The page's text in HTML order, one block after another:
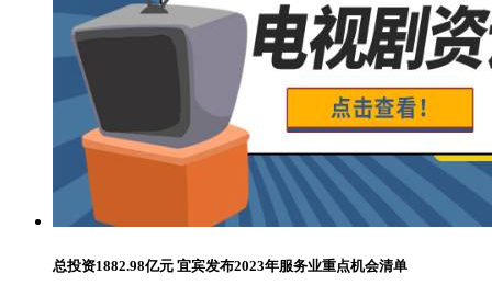
总投资1882.98亿元 宜宾发布2023年服务业重点机会清单